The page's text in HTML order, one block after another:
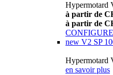
Hypermotard
à partir de
à partir de
new V2 SP
Hypermotard
en savoir plus